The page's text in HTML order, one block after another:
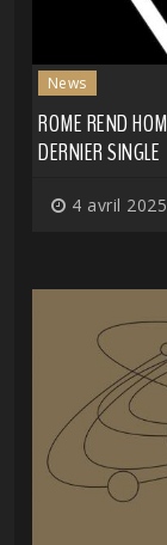
News
ROME REND
DERNIER SINGLE
4 avril 2025